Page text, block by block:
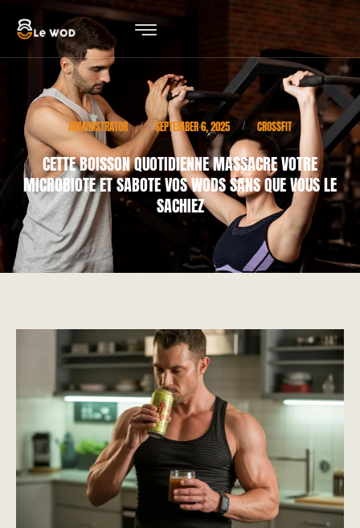
ADMINISTRATOR / SEPTEMBER 6, 2025 / CROSSFIT
CETTE BOISSON QUOTIDIENNE MASSACRE VOTRE
MICROBIOTE ET SABOTE VOS WODS SANS QUE VOUS LE
SACHIEZ